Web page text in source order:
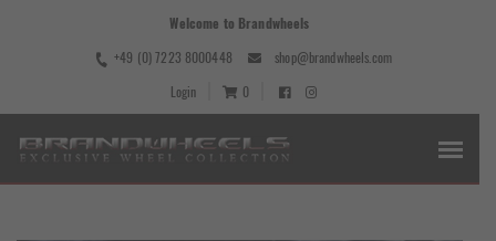
Welcome to Brandwheels
+49 (0) 7223 8000448
shop@brandwheels.com
Login
0